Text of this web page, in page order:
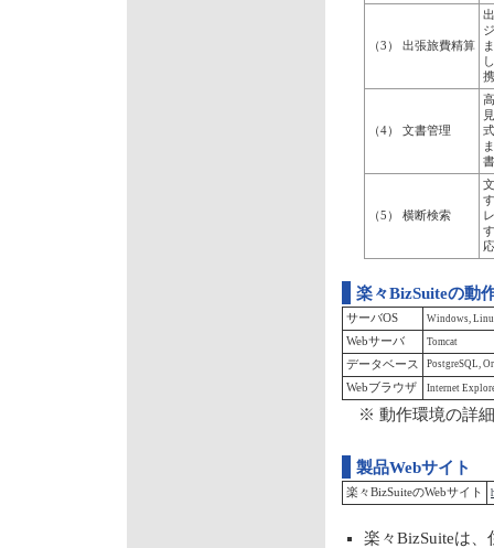
（3） 出張旅費精算
（4） 文書管理
（5） 横断検索
楽々BizSuiteの動
サーバOS Windows,
Webサーバ Tomcat
データベース PostgreSQL,
Webブラウザ Internet
※ 動作環境の詳細
製品Webサイト
楽々BizSuiteのWebサイト
楽々BizSuiteは